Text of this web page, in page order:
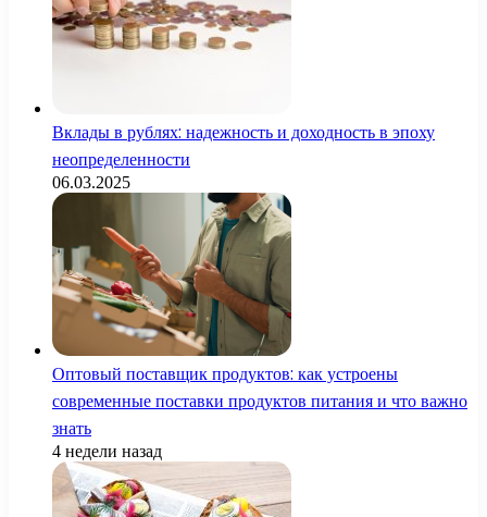
Вклады в рублях: надежность и доходность в эпоху
неопределенности
06.03.2025
Оптовый поставщик продуктов: как устроены
современные поставки продуктов питания и что важно
знать
4 недели назад